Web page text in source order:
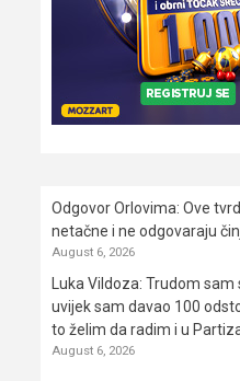
Odgovor Orlovima: ​Ove
netačne i ne odgovaraju
August 6, 2026
Luka Vildoza: Trudom
uvijek sam davao 100
to želim da radim i u
August 6, 2026